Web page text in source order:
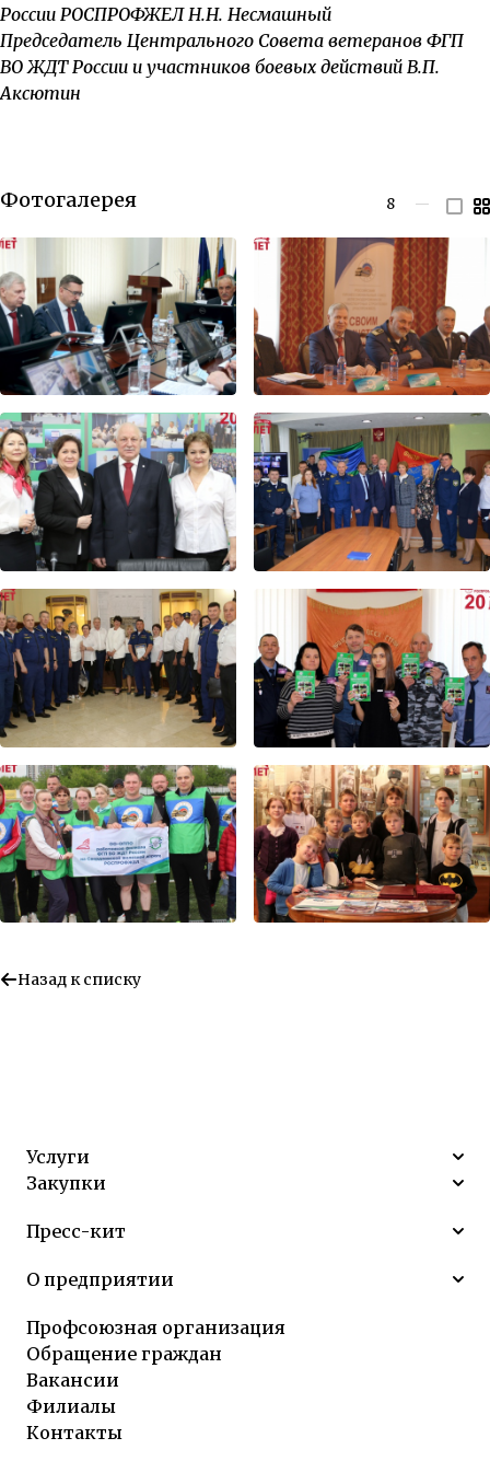
России РОСПРОФЖЕЛ Н.Н. Несмашный
Председатель Центрального Совета ветеранов ФГП
ВО ЖДТ России и участников боевых действий В.П.
Аксютин
Фотогалерея 8 —
Назад к списку
Услуги
Закупки
Пресс-кит
О предприятии
Профсоюзная организация
Обращение граждан
Вакансии
Филиалы
Контакты